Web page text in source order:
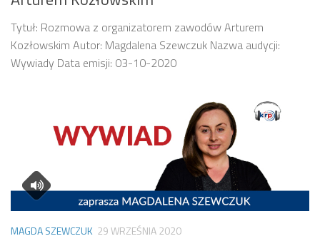
Tytuł: Rozmowa z organizatorem zawodów Arturem
Kozłowskim Autor: Magdalena Szewczuk Nazwa audycji:
Wywiady Data emisji: 03-10-2020
MAGDA SZEWCZUK 29 WRZEŚNIA 2020